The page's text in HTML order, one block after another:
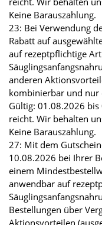
Keine Barauszahlung.
23: Bei Verwendung
Rabatt auf
auf rezeptpflichtige
anderen
kombinierbar und nur
Gültig: 01.08.2026
reicht. Wir behalten
Keine Barauszahlung.
27: Mit dem
10.08.2026 bei Ihrer
einem
anwendbar auf
Bestellungen über